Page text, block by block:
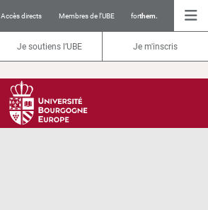
Accès directs Membres de l’UBE forthem.
Je soutiens l’UBE Je m'inscris